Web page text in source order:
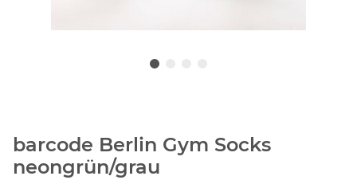
barcode Berlin Gym Socks
neongrün/grau